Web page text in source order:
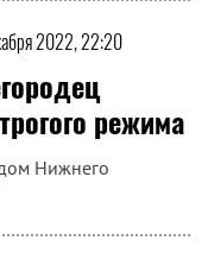
2022, 22:20
режима
Нижнего